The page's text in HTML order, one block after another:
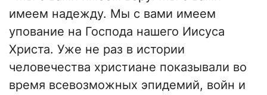
имеем надежду. Мы с вами имеем
упование на Господа нашего Иисуса
Христа. Уже не раз в истории
человечества христиане показывали во
время всевозможных эпидемий, войн и